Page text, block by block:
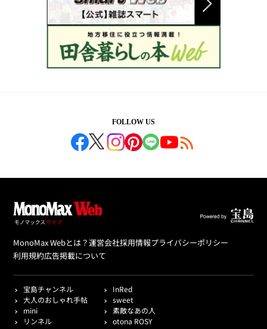
FOLLOW US
MonoMax Webとは？運営会社採用情報プライバシーポリシー
利用規約広告掲載について
宝島チャンネル
InRed
大人のおしゃれ手帖
sweet
mini
素敵なあの人
リンネル
otona ROSY